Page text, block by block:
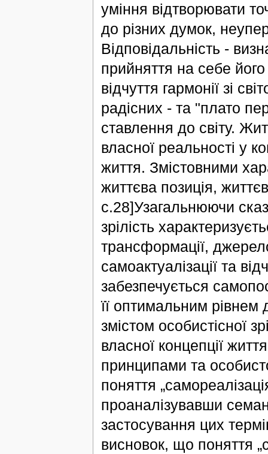
уміння відтворювати
до різних думок,
Відповідальність -
прийняття на себе
відчуття гармонії зі
радісних - та "плато
ставлення до світу.
власної реальності у
життя. Змістовними
життєва позиція,
с.28]Узагальнюючи
зрілість
трансформації,
самоактуалізації та
забезпечується
її оптимальним рівнем
змістом особистісної
власної концепції
принципами та
поняття
проаналізувавши
застосування цих
висновок, що поняття